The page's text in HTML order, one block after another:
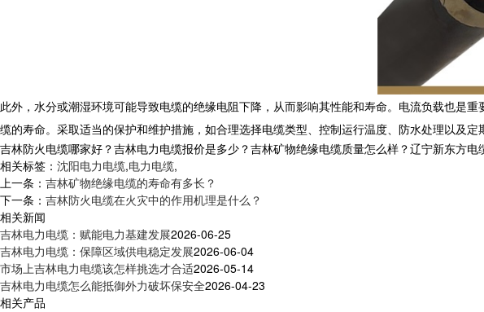
此外，水分或潮湿环境可能导致电缆的绝缘电阻下降，从而影响其性能和寿命。电流负载也是
缆的寿命。采取适当的保护和维护措施，如合理选择电缆类型、控制运行温度、防水处理以及定
吉林防火电缆哪家好？吉林电力电缆报价是多少？吉林矿物绝缘电缆质量怎么样？辽宁新东方
相关标签： 沈阳电力电缆,电力电缆,
上一条： 吉林矿物绝缘电缆的寿命有多长？
下一条： 吉林防火电缆在火灾中的作用机理是什么？
相关新闻
吉林电力电缆：赋能电力基建发展2026-06-25
吉林电力电缆：保障区域供电稳定发展2026-06-04
市场上吉林电力电缆该怎样挑选才合适2026-05-14
吉林电力电缆怎么能抵御外力破坏保安全2026-04-23
相关产品